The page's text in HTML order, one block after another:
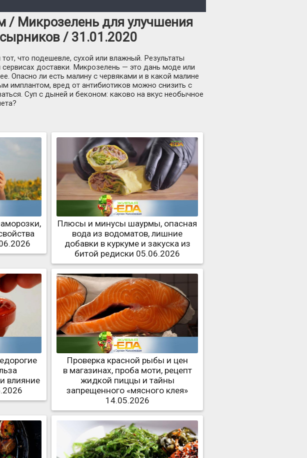
Микрозелень для улучшения
/ 31.01.2020
что подешевле, сухой или влажный. Результаты
доставки. Микрозелень — это дань моде или
Опасно ли есть малину с червяками и в какой малине
имплантом, вред от антибиотиков можно снизить с
Суп с дыней и беконом: каково на вкус необычное
Плюсы и минусы шаурмы, опасная
вода из водоматов, лишние
добавки в куркуме и закуска из
битой редиски 05.06.2026
влияние
Проверка красной рыбы и цен
в магазинах, проба моти, рецепт
жидкой пиццы и тайны
запрещенного «мясного клея»
14.05.2026